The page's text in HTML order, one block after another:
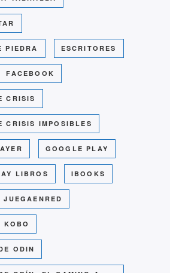
PIEDRA ESCRITORES
FACEBOOK
CRISIS
CRISIS IMPOSIBLES
GOOGLE PLAY
LIBROS IBOOKS
JUEGAENRED
KOBO
ODIN